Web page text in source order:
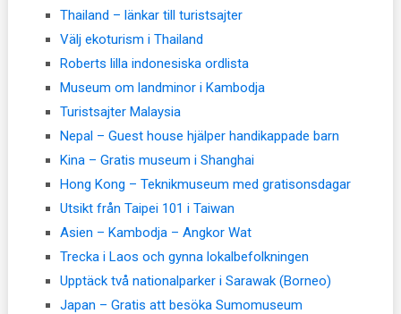
Thailand – länkar till turistsajter
Välj ekoturism i Thailand
Roberts lilla indonesiska ordlista
Museum om landminor i Kambodja
Turistsajter Malaysia
Nepal – Guest house hjälper handikappade barn
Kina – Gratis museum i Shanghai
Hong Kong – Teknikmuseum med gratisonsdagar
Utsikt från Taipei 101 i Taiwan
Asien – Kambodja – Angkor Wat
Trecka i Laos och gynna lokalbefolkningen
Upptäck två nationalparker i Sarawak (Borneo)
Japan – Gratis att besöka Sumomuseum